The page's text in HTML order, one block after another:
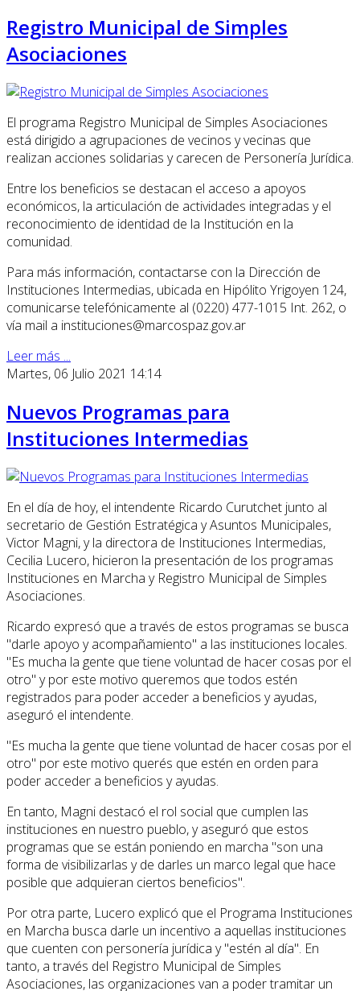
Registro Municipal de Simples
Asociaciones
El programa Registro Municipal de Simples Asociaciones
está dirigido a agrupaciones de vecinos y vecinas que
realizan acciones solidarias y carecen de Personería Jurídica.
Entre los beneficios se destacan el acceso a apoyos
económicos, la articulación de actividades integradas y el
reconocimiento de identidad de la Institución en la
comunidad.
Para más información, contactarse con la Dirección de
Instituciones Intermedias, ubicada en Hipólito Yrigoyen 124,
comunicarse telefónicamente al (0220) 477-1015 Int. 262, o
vía mail a instituciones@marcospaz.gov.ar
Leer más ...
Martes, 06 Julio 2021 14:14
Nuevos Programas para
Instituciones Intermedias
En el día de hoy, el intendente Ricardo Curutchet junto al
secretario de Gestión Estratégica y Asuntos Municipales,
Victor Magni, y la directora de Instituciones Intermedias,
Cecilia Lucero, hicieron la presentación de los programas
Instituciones en Marcha y Registro Municipal de Simples
Asociaciones.
Ricardo expresó que a través de estos programas se busca
"darle apoyo y acompañamiento" a las instituciones locales.
"Es mucha la gente que tiene voluntad de hacer cosas por el
otro" y por este motivo queremos que todos estén
registrados para poder acceder a beneficios y ayudas,
aseguró el intendente.
"Es mucha la gente que tiene voluntad de hacer cosas por el
otro" por este motivo querés que estén en orden para
poder acceder a beneficios y ayudas.
En tanto, Magni destacó el rol social que cumplen las
instituciones en nuestro pueblo, y aseguró que estos
programas que se están poniendo en marcha "son una
forma de visibilizarlas y de darles un marco legal que hace
posible que adquieran ciertos beneficios".
Por otra parte, Lucero explicó que el Programa Instituciones
en Marcha busca darle un incentivo a aquellas instituciones
que cuenten con personería jurídica y "estén al día". En
tanto, a través del Registro Municipal de Simples
Asociaciones, las organizaciones van a poder tramitar un